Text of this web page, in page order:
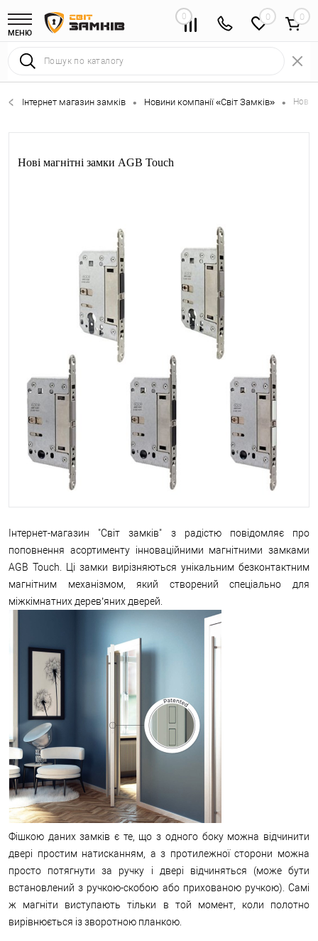
МЕНЮ
0 0
Інтернет магазин замків • Новини компанії «Світ Замків» • Нові
Нові магнітні замки AGB Touch
Інтернет-магазин "Світ замків" з радістю повідомляє про
поповнення асортименту інноваційними магнітними замками
AGB Touch. Ці замки вирізняються унікальним безконтактним
магнітним механізмом, який створений спеціально для
міжкімнатних дерев’яних дверей.
Фішкою даних замків є те, що з одного боку можна відчинити
двері простим натисканням, а з протилежної сторони можна
просто потягнути за ручку і двері відчиняться (може бути
встановлений з ручкою-скобою або прихованою ручкою). Самі
ж магніти виступають тільки в той момент, коли полотно
вирівнюється із зворотною планкою.